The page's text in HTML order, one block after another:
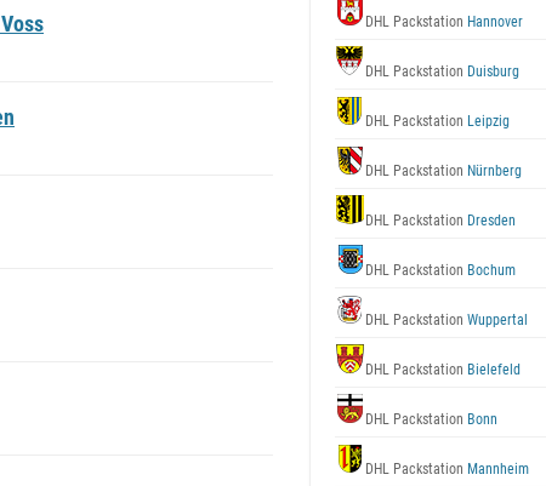
DHL Packstation Hannover
DHL Packstation Duisburg
DHL Packstation Leipzig
DHL Packstation Nürnberg
DHL Packstation Dresden
DHL Packstation Bochum
DHL Packstation Wuppertal
DHL Packstation Bielefeld
DHL Packstation Bonn
DHL Packstation Mannheim